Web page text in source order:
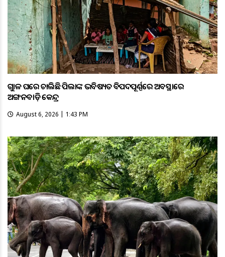
ଗୁହାଳ ଘରେ ଚାଲିଛି ପିଲାଙ୍କ ଭବିଷ୍ୟତ ବିପଦପୂର୍ଣ୍ଣରେ ଅବସ୍ଥାରେ
ଅଙ୍ଗନବାଡ଼ି କେନ୍ଦ୍ର
August 6, 2026 | 1:43 PM